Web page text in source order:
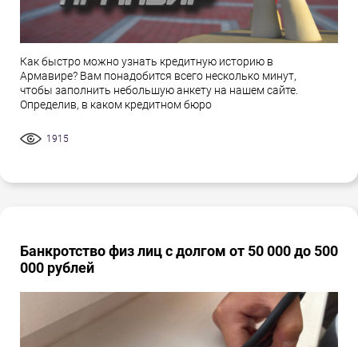
Как быстро можно узнать кредитную историю в
Армавире? Вам понадобится всего несколько минут,
чтобы заполнить небольшую анкету на нашем сайте.
Определив, в каком кредитном бюро
1915
Банкротство физ лиц с долгом от 50 000 до 500
000 рублей